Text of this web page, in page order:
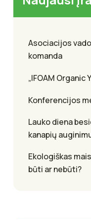
Asociacijos
komanda
„IFOAM
Konferencijos
Lauko diena
kanapių
Ekologiškas
būti ar nebūti?